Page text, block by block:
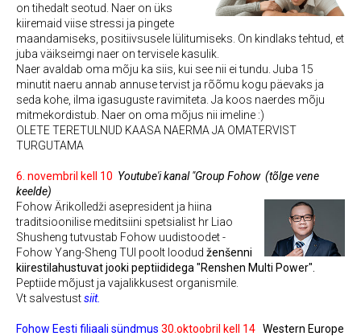
on tihedalt seotud. Naer on üks
kiiremaid viise stressi ja pingete
maandamiseks, positiivsusele lülitumiseks. On kindlaks tehtud, et
juba väikseimgi naer on tervisele kasulik.
Naer avaldab oma mõju ka siis, kui see nii ei tundu. Juba 15
minutit naeru annab annuse tervist ja rõõmu kogu päevaks ja
seda kohe, ilma igasuguste ravimiteta. Ja koos naerdes mõju
mitmekordistub. Naer on oma mõjus nii imeline :)
OLETE TERETULNUD KAASA NAERMA JA OMATERVIST
TURGUTAMA
6. novembril kell 10 Youtube'i kanal "Group Fohow (tõlge vene
keelde)
Fohow Ärikolledži asepresident ja hiina
traditsioonilise meditsiini spetsialist hr Liao
Shusheng tutvustab Fohow uudistoodet -
Fohow Yang-Sheng TUI poolt loodud ženšenni
kiirestilahustuvat jooki peptiididega "Renshen Multi Power".
Peptiide mõjust ja vajalikkusest organismile.
Vt salvestustsiit.
Fohow Eesti filiaali sündmus 30.oktoobril kell 14 Western Europe